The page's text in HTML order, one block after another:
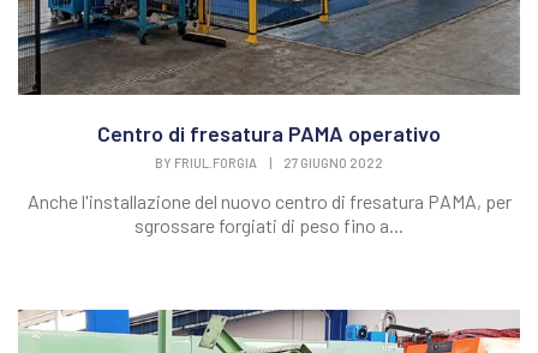
Centro di fresatura PAMA operativo
BY FRIUL.FORGIA | 27 GIUGNO 2022
Anche l'installazione del nuovo centro di fresatura PAMA, per
sgrossare forgiati di peso fino a...